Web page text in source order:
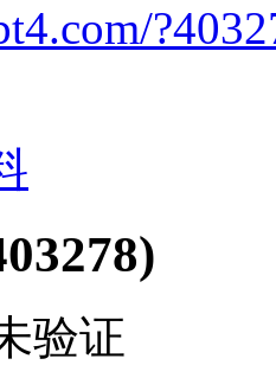
验证